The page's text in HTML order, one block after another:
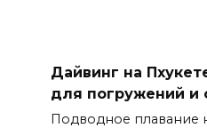
Дайвинг на
для погружений и
Подводное плавание